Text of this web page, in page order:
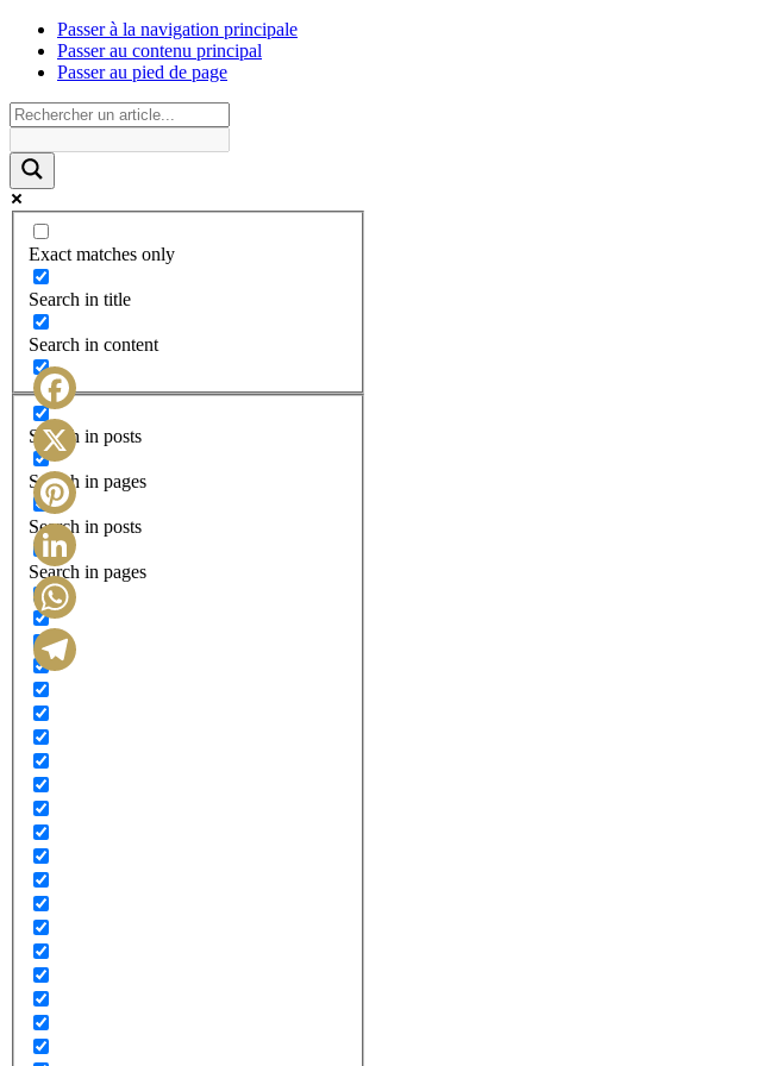
Passer à la navigation principale
Passer au contenu principal
Passer au pied de page
Exact matches only
Search in title
Search in content
Search in posts
Search in pages
Search in posts
Search in pages
Facebook
X
Pinterest
LinkedIn
WhatsApp
Telegram